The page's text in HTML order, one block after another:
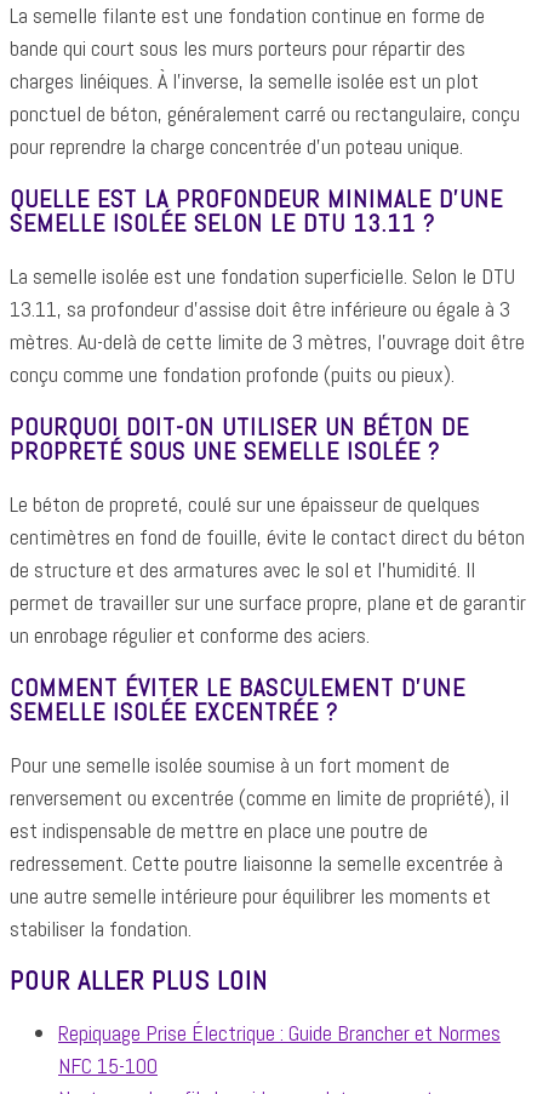
La semelle filante est une fondation continue en forme de
bande qui court sous les murs porteurs pour répartir des
charges linéiques. À l'inverse, la semelle isolée est un plot
ponctuel de béton, généralement carré ou rectangulaire, conçu
pour reprendre la charge concentrée d'un poteau unique.
QUELLE EST LA PROFONDEUR MINIMALE D'UNE
SEMELLE ISOLÉE SELON LE DTU 13.11 ?
La semelle isolée est une fondation superficielle. Selon le DTU
13.11, sa profondeur d'assise doit être inférieure ou égale à 3
mètres. Au-delà de cette limite de 3 mètres, l'ouvrage doit être
conçu comme une fondation profonde (puits ou pieux).
POURQUOI DOIT-ON UTILISER UN BÉTON DE
PROPRETÉ SOUS UNE SEMELLE ISOLÉE ?
Le béton de propreté, coulé sur une épaisseur de quelques
centimètres en fond de fouille, évite le contact direct du béton
de structure et des armatures avec le sol et l'humidité. Il
permet de travailler sur une surface propre, plane et de garantir
un enrobage régulier et conforme des aciers.
COMMENT ÉVITER LE BASCULEMENT D'UNE
SEMELLE ISOLÉE EXCENTRÉE ?
Pour une semelle isolée soumise à un fort moment de
renversement ou excentrée (comme en limite de propriété), il
est indispensable de mettre en place une poutre de
redressement. Cette poutre liaisonne la semelle excentrée à
une autre semelle intérieure pour équilibrer les moments et
stabiliser la fondation.
POUR ALLER PLUS LOIN
Repiquage Prise Électrique : Guide Brancher et Normes
NFC 15-100